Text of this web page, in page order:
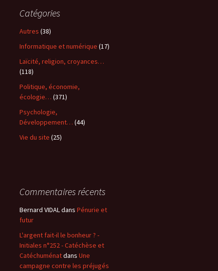
Catégories
Autres (38)
Informatique et numérique (17)
Laïcité, religion, croyances…
(118)
Politique, économie,
écologie… (371)
Psychologie,
Développement… (44)
Vie du site (25)
Commentaires récents
Bernard VIDALdans Pénurie et
futur
L'argent fait-il le bonheur ? -
Initiales n°252 - Catéchèse et
Catéchuménatdans Une
campagne contre les préjugés